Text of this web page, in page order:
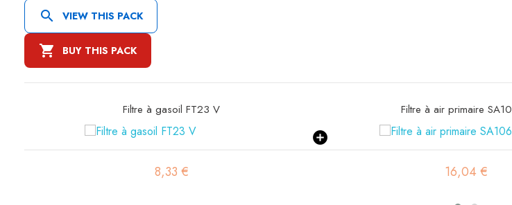
 VIEW THIS PACK
 BUY THIS PACK
Filtre à air primaire SA10695
16,04 €
Filtre à gasoil SBH 1
3,55 €